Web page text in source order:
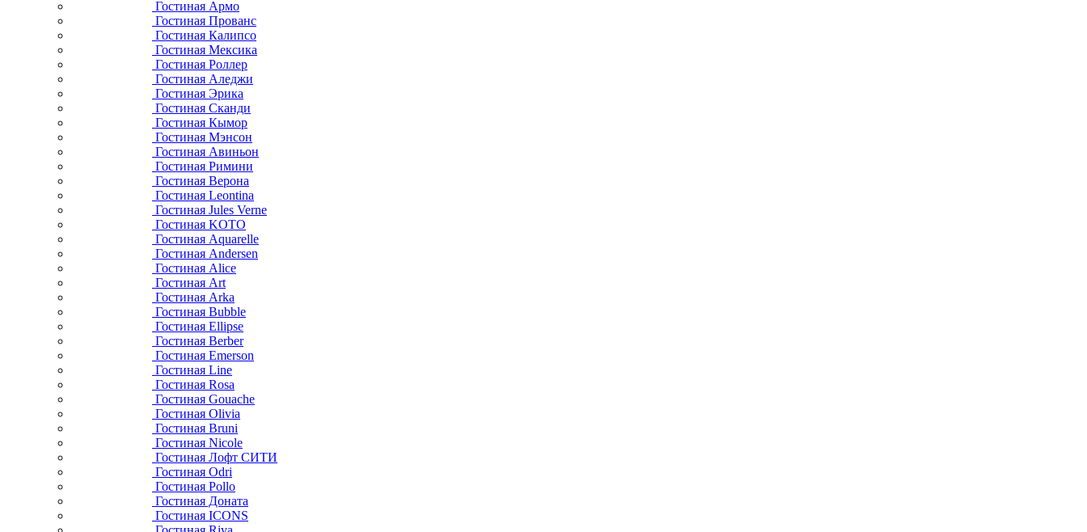
Гостиная Армо
Гостиная Прованс
Гостиная Калипсо
Гостиная Мексика
Гостиная Роллер
Гостиная Аледжи
Гостиная Эрика
Гостиная Сканди
Гостиная Кымор
Гостиная Мэнсон
Гостиная Авиньон
Гостиная Римини
Гостиная Верона
Гостиная Leontina
Гостиная Jules Verne
Гостиная KOTO
Гостиная Aquarelle
Гостиная Andersen
Гостиная Alice
Гостиная Art
Гостиная Arka
Гостиная Bubble
Гостиная Ellipse
Гостиная Berber
Гостиная Emerson
Гостиная Line
Гостиная Rosa
Гостиная Gouache
Гостиная Olivia
Гостиная Bruni
Гостиная Nicole
Гостиная Лофт СИТИ
Гостиная Odri
Гостиная Pollo
Гостиная Доната
Гостиная ICONS